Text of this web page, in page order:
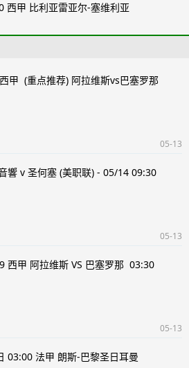
西甲 比利亚雷亚尔-塞维利亚
甲 (重点推荐) 阿拉维斯vs巴塞罗那
05-13
響 v 圣何塞 (美职联) - 05/14 09:30
05-13
西甲 阿拉维斯 VS 巴塞罗那 03:30
05-13
03:00 法甲 朗斯-巴黎圣日耳曼